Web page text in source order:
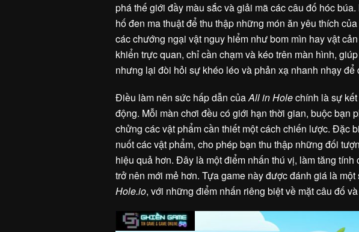
phá thế giới đầy màu sắc và giải mã các câu đố hóc
hố đen ma thuật để thu thập những món ăn yêu thích
các chướng ngại vật nguy hiểm như bom mìn hay vật
khiển trực quan, chỉ cần chạm và kéo trên màn hình,
nhưng lại đòi hỏi sự khéo léo và phản xạ nhanh nhạy để
Điều làm nên sức hấp dẫn củaAll in Holechính là sự
động. Mỗi màn chơi đều có giới hạn thời gian, buộc bạn
chửng các vật phẩm cần thiết một cách chiến lược. Đặc
nuốt các vật phẩm, cho phép bạn thu thập những đối
hiệu quả hơn. Đây là một điểm nhấn thú vị, làm tăng
trở nên mới mẻ hơn. Tựa game này được đánh giá là
Hole.io, với những điểm nhấn riêng biệt về mặt câu đố